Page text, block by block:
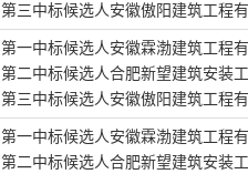
第三中标候选人安徽傲阳建筑工程
第一中标候选人安徽霖渤建筑工程
第二中标候选人合肥新望建筑安装
第三中标候选人安徽傲阳建筑工程
第一中标候选人安徽霖渤建筑工程
第二中标候选人合肥新望建筑安装